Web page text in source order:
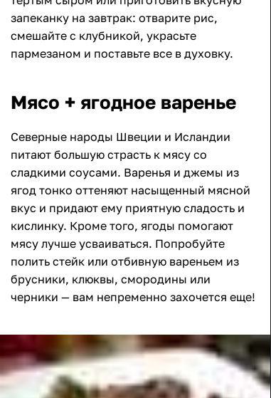
запеканку на завтрак: отварите рис,
смешайте с клубникой, украсьте
пармезаном и поставьте все в духовку.
Мясо + ягодное варенье
Северные народы Швеции и Исландии
питают большую страсть к мясу со
сладкими соусами. Варенья и джемы из
ягод тонко оттеняют насыщенный мясной
вкус и придают ему приятную сладость и
кислинку. Кроме того, ягоды помогают
мясу лучше усваиваться. Попробуйте
полить стейк или отбивную вареньем из
брусники, клюквы, смородины или
черники — вам непременно захочется еще!